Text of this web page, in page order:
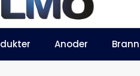
| Forhandlersøknad |
Anoder